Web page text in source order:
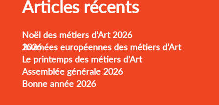
Articles récents
Noël des métiers d’Art 2026
Journées européennes des métiers d’Art 2026
Le printemps des métiers d’Art
Assemblée générale 2026
Bonne année 2026